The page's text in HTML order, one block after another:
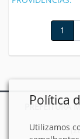
1
PREFEITURA
Política
Utilizamos